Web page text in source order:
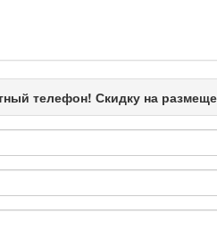
телефон! Скидку на